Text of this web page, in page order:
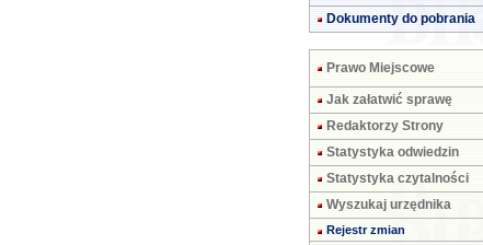
Dokumenty do pobrania
Prawo Miejscowe
Jak załatwić sprawę
Redaktorzy Strony
Statystyka odwiedzin
Statystyka czytalności
Wyszukaj urzędnika
Rejestr zmian